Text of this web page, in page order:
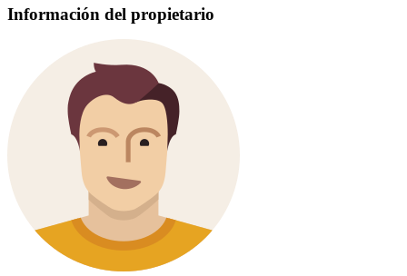
Información del propietario